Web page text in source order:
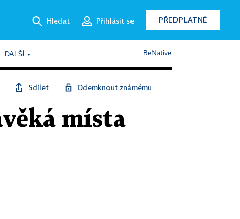
Hledat Přihlásit se PŘEDPLATNÉ
DALŠÍ BeNative
Sdílet Odemknout známému
místa